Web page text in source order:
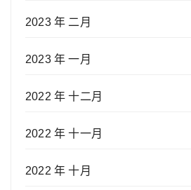
2023 年 二月
2023 年 一月
2022 年 十二月
2022 年 十一月
2022 年 十月